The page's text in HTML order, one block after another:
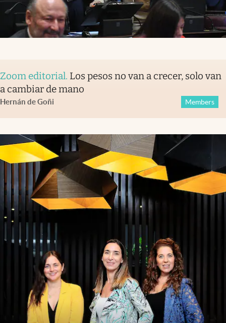
Zoom editorial. Los pesos no van a crecer, solo van
a cambiar de mano
Hernán de Goñi Members